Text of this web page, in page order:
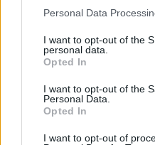
Please note that this
not limited to your visit or
grant or deny consent to
use your data for below
consent section.
Personal Data
I want to opt-out of the
personal data.
Opted In
I want to opt-out of the
Personal Data.
Opted In
I want to opt-out of